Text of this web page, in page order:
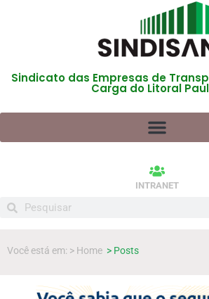
Sindicato das Empresas de
Carga do Litoral
INTRANET
Você está em: > Home > Posts